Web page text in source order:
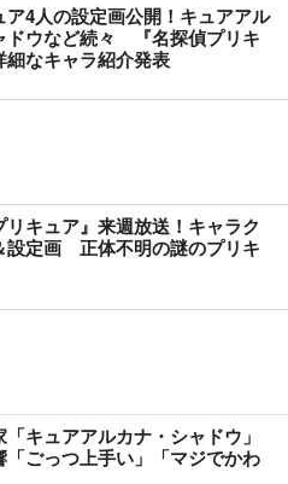
ア4人の設定画公開！キュアアル
ドウなど続々 『名探偵プリキ
細なキャラ紹介発表
リキュア』来週放送！キャラク
設定画 正体不明の謎のプリキ
「キュアアルカナ・シャドウ」
「ごっつ上手い」「マジでかわ